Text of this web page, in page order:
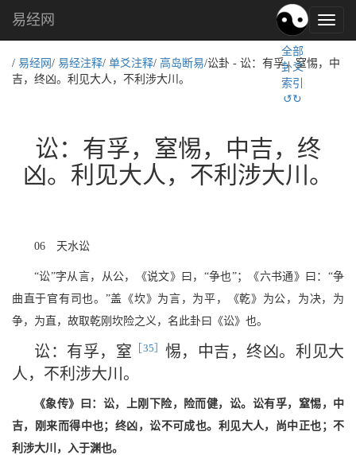
易
经
化,
易经网
全部
卦爻
索引
↺↻
/ 易经网 / 易经注释/ 单爻注释/ 高岛断易/讼卦 - 讼：有孚，窒惕，中
吉，终凶。利见大人，不利涉大川。
讼：有孚，窒惕，中吉，终
凶。利见大人，不利涉大川。
06 天水讼
“讼”字从言，从公，《说文》曰，“争也”；《六书通》曰：“争
曲直于官有司也。”盖《坎》为言，为平，《乾》为公，为决，为
争，为直，故取乾刚坎险之义，名此卦曰《讼》也。
讼：有孚，窒 ［35］ 惕，中吉，终凶。利见大
人，不利涉大川。
《象传》曰：讼，上刚下险，险而健，讼。讼有孚，窒惕，中
吉，刚来而得中也；终凶，讼不可成也。利见大人，尚中正也；不
利涉大川，入于渊也。